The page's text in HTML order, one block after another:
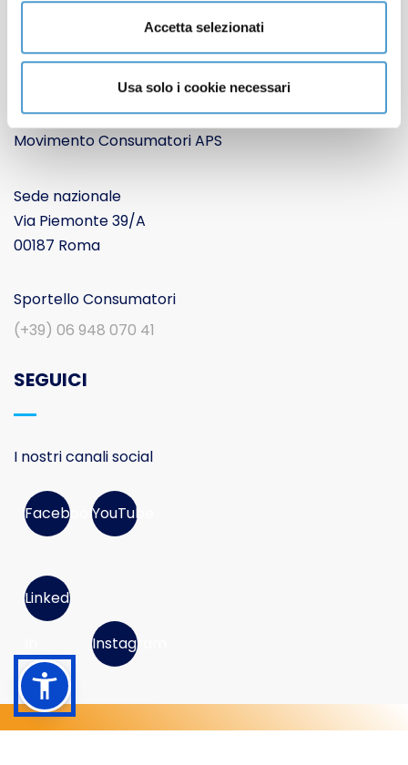
Accetta selezionati
Usa solo i cookie necessari
CONTATTACI
Movimento Consumatori APS
Sede nazionale
Via Piemonte 39/A
00187 Roma
Sportello Consumatori
(+39) 06 948 070 41
SEGUICI
I nostri canali social
FacebookYouTube
Linked
Instagram